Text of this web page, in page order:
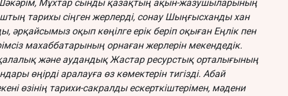
Мұхтар сынды қазақтың ақын-жазушыларының
тарихы сіңген жерлерді, сонау Шыңғысханды хан
әрқайсымыз оқып көңілге ерік беріп оқыған Еңлік пен
махаббатарының орнаған жерлерін мекендедік.
және аудандық Жастар ресурстық орталығының
өңірді аралауға өз көмектерін тигізді. Абай
өзінің тарихи-сакралды ескерткіштерімен, мәдени